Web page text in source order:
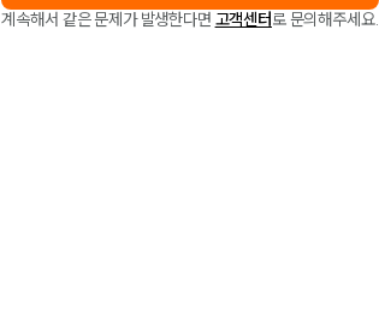
계속해서 같은 문제가 발생한다면 고객센터로 문의해주세요.